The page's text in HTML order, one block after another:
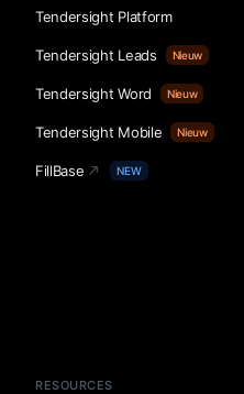
Tendersight Platform
Tendersight Leads Nieuw
Tendersight Word Nieuw
Tendersight Mobile Nieuw
FillBase NEW
RESOURCES